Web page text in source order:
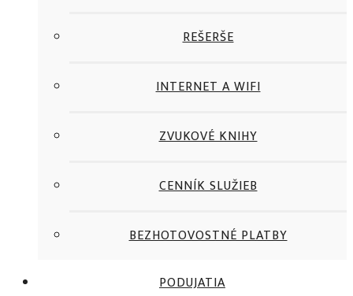
REŠERŠE
INTERNET A WIFI
ZVUKOVÉ KNIHY
CENNÍK SLUŽIEB
BEZHOTOVOSTNÉ PLATBY
PODUJATIA